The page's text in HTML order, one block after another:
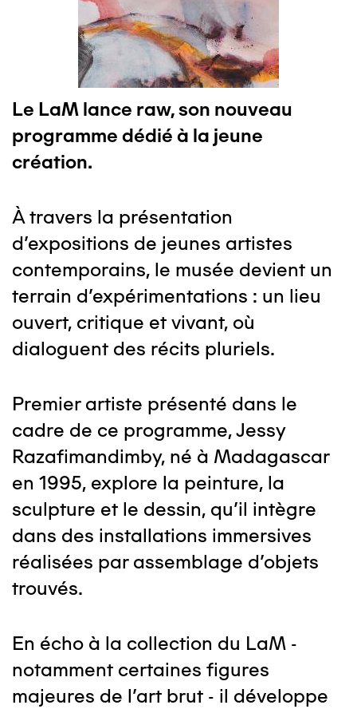
Le LaM lance raw, son nouveau
programme dédié à la jeune
création.
À travers la présentation
d'expositions de jeunes artistes
contemporains, le musée devient un
terrain d'expérimentations : un lieu
ouvert, critique et vivant, où
dialoguent des récits pluriels.
Premier artiste présenté dans le
cadre de ce programme, Jessy
Razafimandimby, né à Madagascar
en 1995, explore la peinture, la
sculpture et le dessin, qu'il intègre
dans des installations immersives
réalisées par assemblage d'objets
trouvés.
En écho à la collection du LaM -
notamment certaines figures
majeures de l'art brut - il développe